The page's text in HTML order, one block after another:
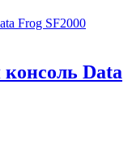
Data